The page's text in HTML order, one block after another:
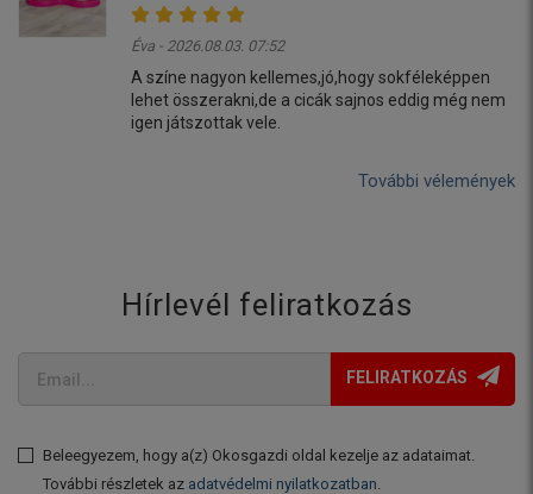
Éva - 2026.08.03. 07:52
A színe nagyon kellemes,jó,hogy sokféleképpen
lehet összerakni,de a cicák sajnos eddig még nem
igen játszottak vele.
További vélemények
Hírlevél feliratkozás
FELIRATKOZÁS
Beleegyezem, hogy a(z) Okosgazdi oldal kezelje az adataimat.
További részletek az adatvédelmi nyilatkozatban.